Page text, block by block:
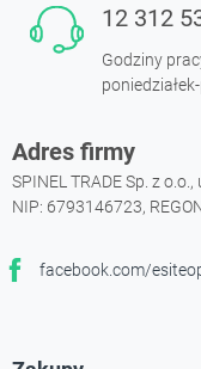
12 312
Godziny
Adres firmy
SPINEL TRADE Sp. z
NIP: 6793146723,
facebook.com/
Facebook